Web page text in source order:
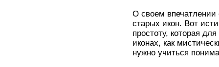
О своем
старых икон. Вот
простоту, которая
иконах, как
нужно учиться